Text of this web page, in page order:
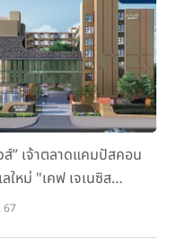
ส์” เจ้าตลาดแคมปัสคอน
ใหม่ "เคฟ เจเนซิส
บมือพาร์ทเนอร์ "อินฟินิท
67